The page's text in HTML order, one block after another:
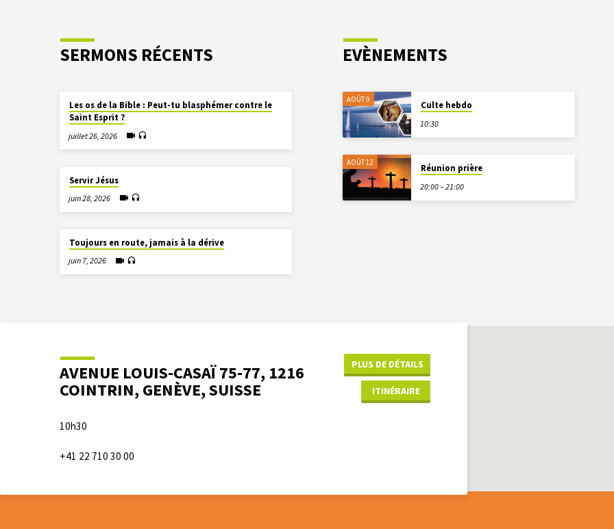
SERMONS RÉCENTS
Les os de la Bible : Peut-tu blasphémer contre le
Saint Esprit ?
juillet 26, 2026
Servir Jésus
juin 28, 2026
Toujours en route, jamais à la dérive
juin 7, 2026
EVÈNEMENTS
AOÛT 9
Culte hebdo
10:30
AOÛT 12
Réunion prière
20:00 – 21:00
AVENUE LOUIS-CASAÏ 75-77, 1216
COINTRIN, GENÈVE, SUISSE
PLUS DE DÉTAILS
ITINÉRAIRE
10h30
+41 22 710 30 00